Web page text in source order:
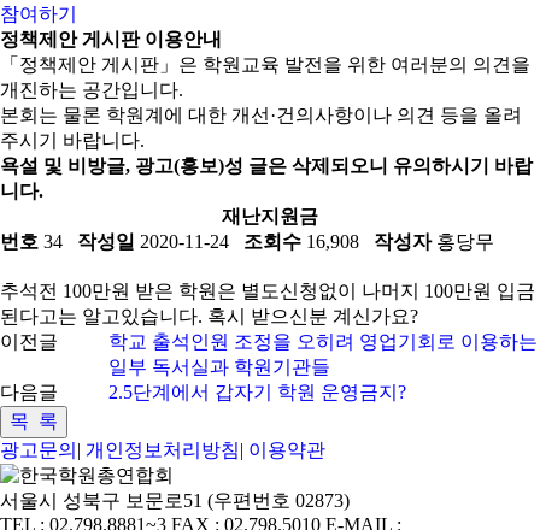
참여하기
정책제안 게시판 이용안내
「정책제안 게시판」은 학원교육 발전을 위한 여러분의 의견을
개진하는 공간입니다.
본회는 물론 학원계에 대한 개선·건의사항이나 의견 등을 올려
주시기 바랍니다.
욕설 및 비방글, 광고(홍보)성 글은 삭제되오니 유의하시기 바랍
니다.
재난지원금
번호 34 작성일 2020-11-24 조회수 16,908 작성자 홍당무
추석전 100만원 받은 학원은 별도신청없이 나머지 100만원 입금
된다고는 알고있습니다. 혹시 받으신분 계신가요?
이전글
학교 출석인원 조정을 오히려 영업기회로 이용하는
일부 독서실과 학원기관들
다음글
2.5단계에서 갑자기 학원 운영금지?
광고문의 | 개인정보처리방침| 이용약관
서울시 성북구 보문로51 (우편번호 02873)
TEL : 02.798.8881~3 FAX : 02.798.5010 E-MAIL :